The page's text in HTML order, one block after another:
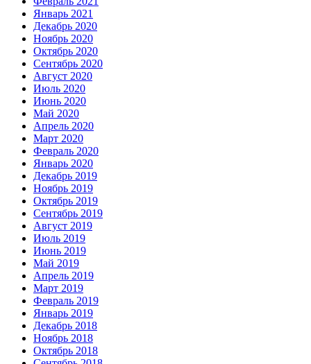
Январь 2021
Декабрь 2020
Ноябрь 2020
Октябрь 2020
Сентябрь 2020
Август 2020
Июль 2020
Июнь 2020
Май 2020
Апрель 2020
Март 2020
Февраль 2020
Январь 2020
Декабрь 2019
Ноябрь 2019
Октябрь 2019
Сентябрь 2019
Август 2019
Июль 2019
Июнь 2019
Май 2019
Апрель 2019
Март 2019
Февраль 2019
Январь 2019
Декабрь 2018
Ноябрь 2018
Октябрь 2018